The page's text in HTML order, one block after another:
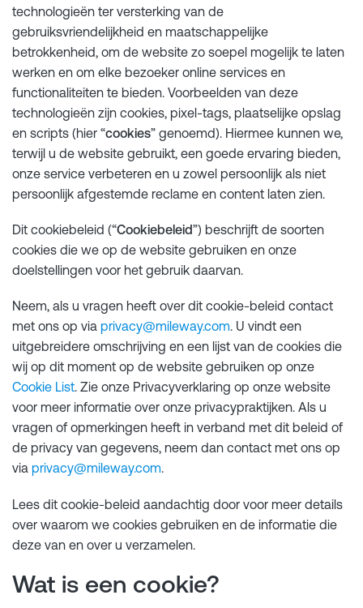
technologieën ter versterking van de
gebruiksvriendelijkheid en maatschappelijke
betrokkenheid, om de website zo soepel mogelijk te laten
werken en om elke bezoeker online services en
functionaliteiten te bieden. Voorbeelden van deze
technologieën zijn cookies, pixel-tags, plaatselijke opslag
en scripts (hier “cookies” genoemd). Hiermee kunnen we,
terwijl u de website gebruikt, een goede ervaring bieden,
onze service verbeteren en u zowel persoonlijk als niet
persoonlijk afgestemde reclame en content laten zien.
Dit cookiebeleid (“Cookiebeleid”) beschrijft de soorten
cookies die we op de website gebruiken en onze
doelstellingen voor het gebruik daarvan.
Neem, als u vragen heeft over dit cookie-beleid contact
met ons op via privacy@mileway.com. U vindt een
uitgebreidere omschrijving en een lijst van de cookies die
wij op dit moment op de website gebruiken op onze
Cookie List. Zie onze Privacyverklaring op onze website
voor meer informatie over onze privacypraktijken. Als u
vragen of opmerkingen heeft in verband met dit beleid of
de privacy van gegevens, neem dan contact met ons op
via privacy@mileway.com.
Lees dit cookie-beleid aandachtig door voor meer details
over waarom we cookies gebruiken en de informatie die
deze van en over u verzamelen.
Wat is een cookie?